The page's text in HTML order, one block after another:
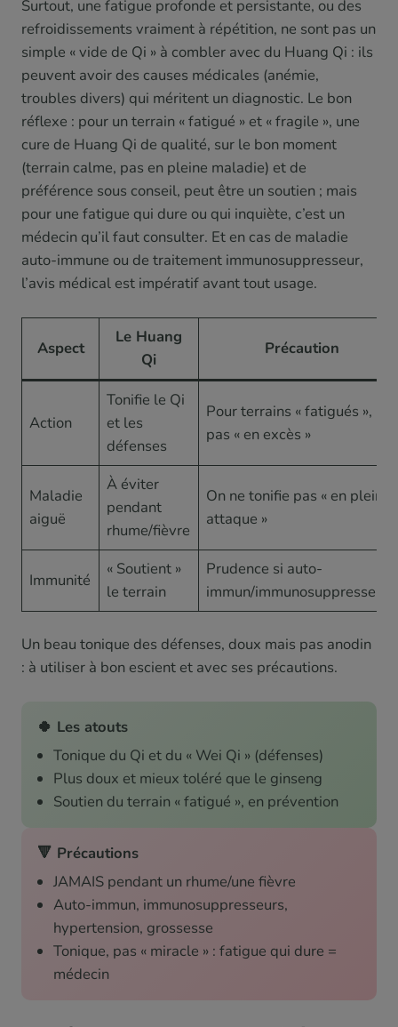
Surtout, une fatigue profonde et persistante, ou des
refroidissements vraiment à répétition, ne sont pas un
simple « vide de Qi » à combler avec du Huang Qi : ils
peuvent avoir des causes médicales (anémie,
troubles divers) qui méritent un diagnostic. Le bon
réflexe : pour un terrain « fatigué » et « fragile », une
cure de Huang Qi de qualité, sur le bon moment
(terrain calme, pas en pleine maladie) et de
préférence sous conseil, peut être un soutien ; mais
pour une fatigue qui dure ou qui inquiète, c’est un
médecin qu’il faut consulter. Et en cas de maladie
auto-immune ou de traitement immunosuppresseur,
l’avis médical est impératif avant tout usage.
Aspect
Le Huang
Qi
Précaution
Action
Tonifie le Qi
et les
défenses
Pour terrains « fatigués »,
pas « en excès »
Maladie
aiguë
À éviter
pendant
rhume/fièvre
On ne tonifie pas « en pleine
attaque »
Immunité
« Soutient »
le terrain
Prudence si auto-
immun/immunosuppresseurs
Un beau tonique des défenses, doux mais pas anodin
: à utiliser à bon escient et avec ses précautions.
🍀 Les atouts
Tonique du Qi et du « Wei Qi » (défenses)
Plus doux et mieux toléré que le ginseng
Soutien du terrain « fatigué », en prévention
🔻 Précautions
JAMAIS pendant un rhume/une fièvre
Auto-immun, immunosuppresseurs,
hypertension, grossesse
Tonique, pas « miracle » : fatigue qui dure =
médecin